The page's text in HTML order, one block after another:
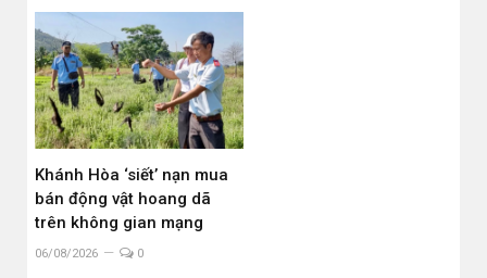
Khánh Hòa ‘siết’ nạn mua
bán động vật hoang dã
trên không gian mạng
06/08/2026 0